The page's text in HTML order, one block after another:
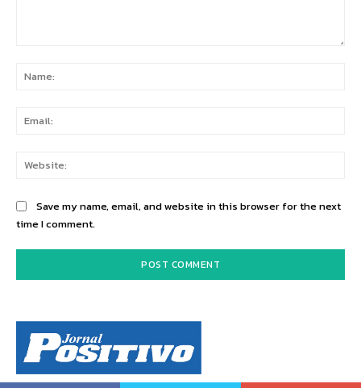
Save my name, email, and website in this browser for the next
time I comment.